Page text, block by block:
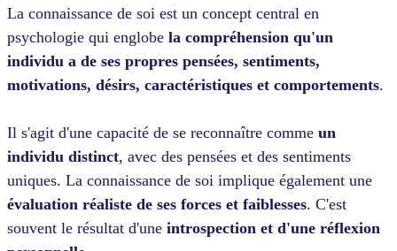
La connaissance de soi est un concept central en
psychologie qui englobe la compréhension qu'un
individu a de ses propres pensées, sentiments,
motivations, désirs, caractéristiques et comportements.
Il s'agit d'une capacité de se reconnaître comme un
individu distinct, avec des pensées et des sentiments
uniques. La connaissance de soi implique également une
évaluation réaliste de ses forces et faiblesses. C'est
souvent le résultat d'une introspection et d'une réflexion